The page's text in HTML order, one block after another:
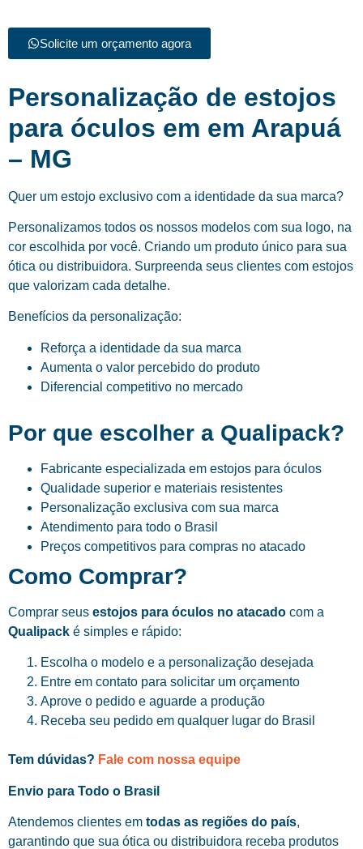
Solicite um orçamento agora
Personalização de estojos
para óculos em em Arapuá
– MG
Quer um estojo exclusivo com a identidade da sua marca?
Personalizamos todos os nossos modelos com sua logo, na
cor escolhida por você. Criando um produto único para sua
ótica ou distribuidora. Surpreenda seus clientes com estojos
que valorizam cada detalhe.
Benefícios da personalização:
Reforça a identidade da sua marca
Aumenta o valor percebido do produto
Diferencial competitivo no mercado
Por que escolher a Qualipack?
Fabricante especializada em estojos para óculos
Qualidade superior e materiais resistentes
Personalização exclusiva com sua marca
Atendimento para todo o Brasil
Preços competitivos para compras no atacado
Como Comprar?
Comprar seus estojos para óculos no atacado com a
Qualipack é simples e rápido:
Escolha o modelo e a personalização desejada
Entre em contato para solicitar um orçamento
Aprove o pedido e aguarde a produção
Receba seu pedido em qualquer lugar do Brasil
Tem dúvidas? Fale com nossa equipe
Envio para Todo o Brasil
Atendemos clientes em todas as regiões do país,
garantindo que sua ótica ou distribuidora receba produtos